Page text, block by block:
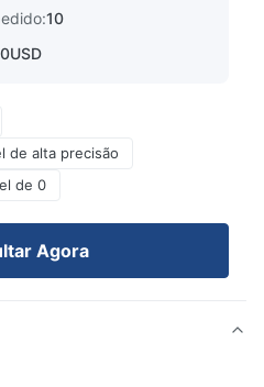
10
de alta precisão
de 0
Agora